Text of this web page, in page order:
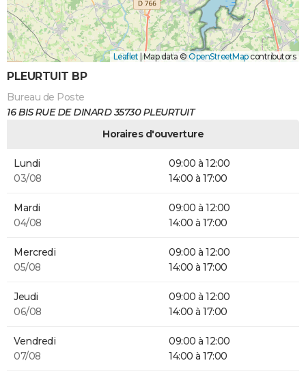
Leaflet Map data © OpenStreetMapcontributors
PLEURTUIT BP
Bureau de Poste
16 BIS RUE DE DINARD 35730 PLEURTUIT
Horaires d'ouverture
Lundi
03/08
09:00 à 12:00
14:00 à 17:00
Mardi
04/08
09:00 à 12:00
14:00 à 17:00
Mercredi
05/08
09:00 à 12:00
14:00 à 17:00
Jeudi
06/08
09:00 à 12:00
14:00 à 17:00
Vendredi
07/08
09:00 à 12:00
14:00 à 17:00